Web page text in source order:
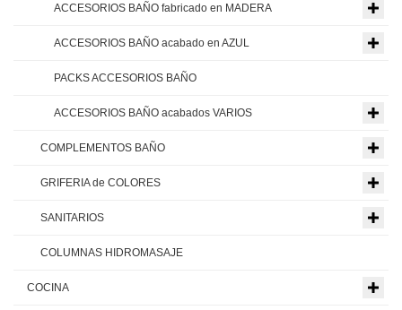
ACCESORIOS BAÑO fabricado en MADERA
ACCESORIOS BAÑO acabado en AZUL
PACKS ACCESORIOS BAÑO
ACCESORIOS BAÑO acabados VARIOS
COMPLEMENTOS BAÑO
GRIFERIA de COLORES
SANITARIOS
COLUMNAS HIDROMASAJE
COCINA